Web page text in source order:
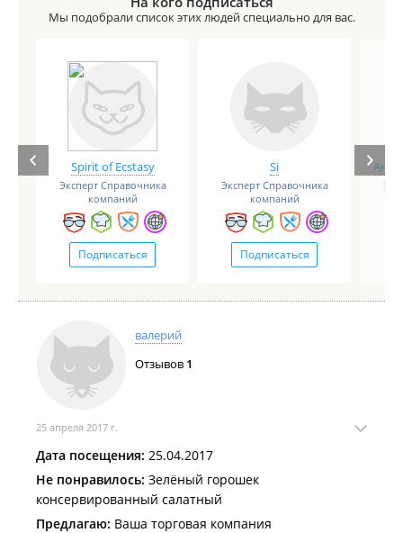
Мы подобрали список этих людей специально для вас.
Spirit of Ecstasy
Эксперт Справочника
компаний
Подписаться
Si
Эксперт Справочника
компаний
Подписаться
валерий
Отзывов 1
25 апреля 2017 г.
Дата посещения: 25.04.2017
Не понравилось: Зелёный горошек
консервированный салатный
Предлагаю: Ваша торговая компания